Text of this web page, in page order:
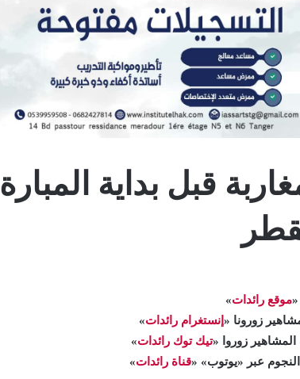
قبل بداية المبارة
«موقع رائدات»
زورونا « إنستغرام رائدات»
زوروا «تيك توك رائدات»
النجوم عبر «يوتوب» «قناة رائدات»